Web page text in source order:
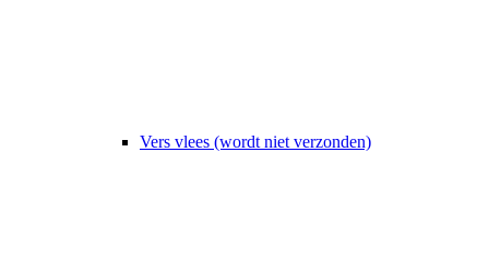
Vers vlees (wordt niet verzonden)